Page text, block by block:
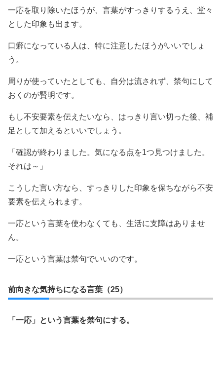
一応を取り除いたほうが、言葉がすっきりするうえ、堂々
とした印象も出ます。
口癖になっている人は、特に注意したほうがいいでしょ
う。
周りが使っていたとしても、自分は流されず、禁句にして
おくのが賢明です。
もし不安要素を伝えたいなら、はっきり言い切った後、補
足として加えるといいでしょう。
「確認が終わりました。気になる点を1つ見つけました。
それは～」
こうした言い方なら、すっきりした印象を保ちながら不安
要素を伝えられます。
一応という言葉を使わなくても、生活に支障はありませ
ん。
一応という言葉は禁句でいいのです。
前向きな気持ちになる言葉（25）
「一応」という言葉を禁句にする。